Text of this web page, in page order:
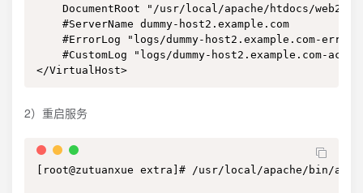
    DocumentRoot "/usr/local/apache/htdocs/web2"
    #ServerName dummy-host2.example.com
#ErrorLog "logs/dummy-host2.example.com-
#CustomLog "logs/dummy-host2.example.com-
</VirtualHost>
2）重启服务
[root@zutuanxue extra]# /usr/local/apache/bin/